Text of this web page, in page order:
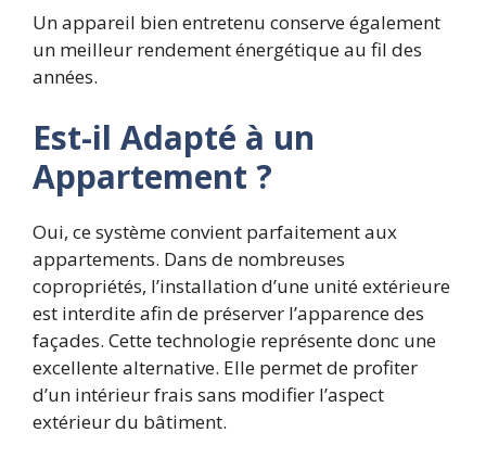
Un appareil bien entretenu conserve également
un meilleur rendement énergétique au fil des
années.
Est-il Adapté à un
Appartement ?
Oui, ce système convient parfaitement aux
appartements. Dans de nombreuses
copropriétés, l’installation d’une unité extérieure
est interdite afin de préserver l’apparence des
façades. Cette technologie représente donc une
excellente alternative. Elle permet de profiter
d’un intérieur frais sans modifier l’aspect
extérieur du bâtiment.